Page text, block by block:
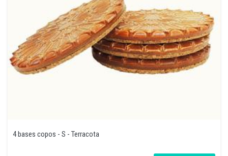
4 bases copos - S - Terracota